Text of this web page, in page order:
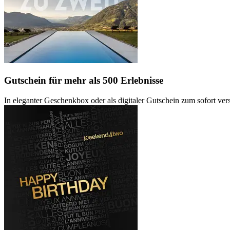
Gutschein für mehr als 500 Erlebnisse
In eleganter Geschenkbox oder als digitaler Gutschein zum sofort